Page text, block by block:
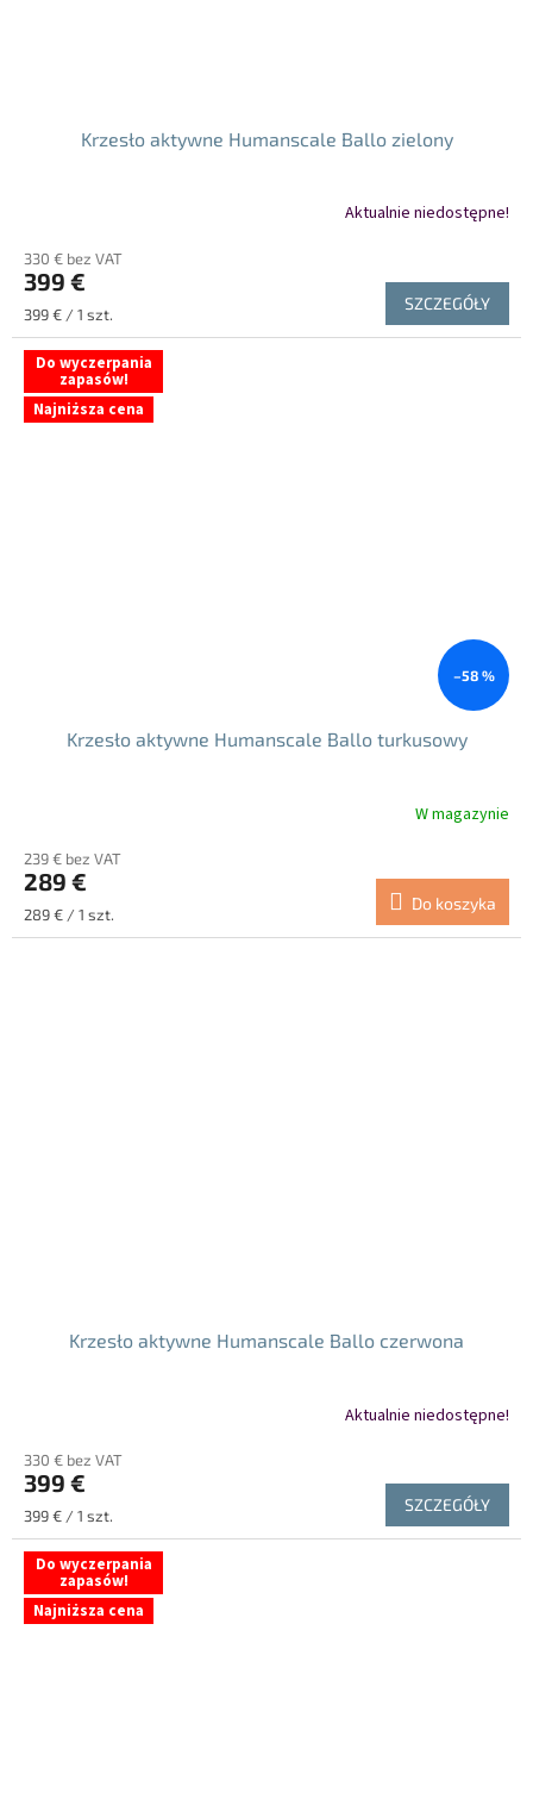
Krzesło aktywne Humanscale Ballo zielony
Aktualnie niedostępne!
330 € bez VAT
399 €
Cena
jednostkowa:
399 € / 1 szt.
SZCZEGÓŁY
Do wyczerpania
zapasów!
Najniższa cena
–58 %
Krzesło aktywne Humanscale Ballo turkusowy
W magazynie
239 € bez VAT
289 €
Cena
jednostkowa:
289 € / 1 szt.
Do koszyka
Krzesło aktywne Humanscale Ballo czerwona
Aktualnie niedostępne!
330 € bez VAT
399 €
Cena
jednostkowa:
399 € / 1 szt.
SZCZEGÓŁY
Do wyczerpania
zapasów!
Najniższa cena